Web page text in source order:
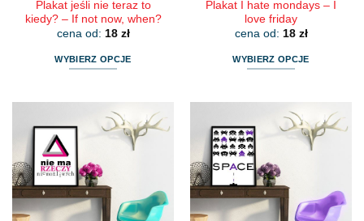
Plakat jeśli nie teraz to
kiedy? – If not now, when?
cena od: 18 zł
WYBIERZ OPCJE
wiele
wariantów.
Opcje
można
wybrać
na
Plakat I hate mondays – I
love friday
cena od: 18 zł
WYBIERZ OPCJE
wiele
wariantów.
Opcje
można
wybrać
na